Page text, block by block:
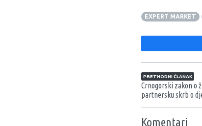
EXPERT MARKET
Navigacija
PRETHODNI ČLANAK
Crnogorski zakon o
partnersku skrb o
Komentari